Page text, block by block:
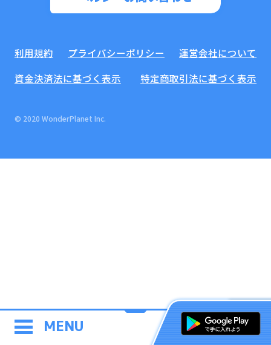
MENU
利用規約 プライバシーポリシー
運営会社について
資金決済法に基づく表示
特定商取引法に基づく表示
© 2020 WonderPlanet Inc.